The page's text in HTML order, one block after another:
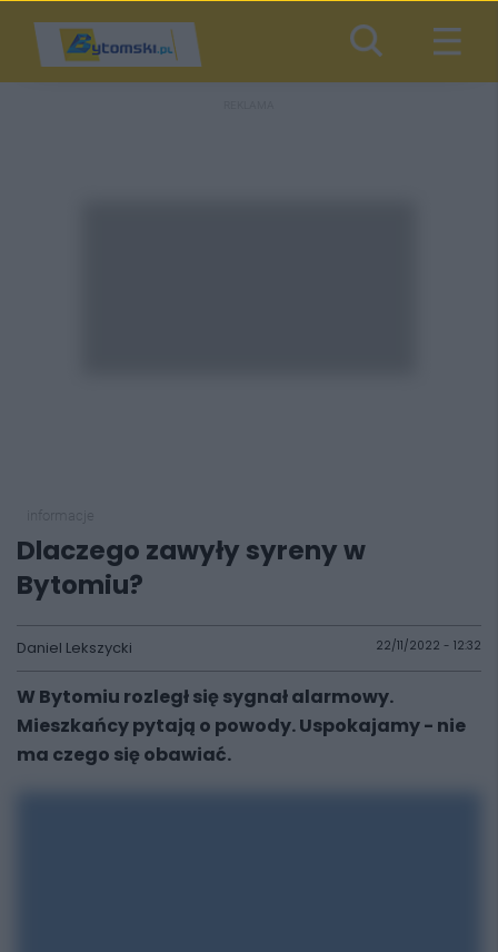
Dlaczego zawyły syreny w
Bytomiu?
Daniel Lekszycki 22/11/2022 - 12:32
W Bytomiu rozległ się sygnał alarmowy.
Mieszkańcy pytają o powody. Uspokajamy - nie
ma czego się obawiać.